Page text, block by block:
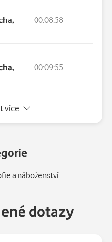
00:08:58
00:09:55
v nemocnici
cestě
získáš věčnost
více
a náboženství
dotazy